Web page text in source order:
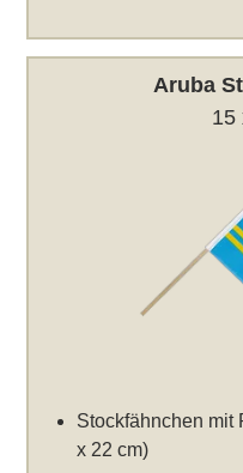
Aruba
15
Stockfähnchen mit
x 22 cm)